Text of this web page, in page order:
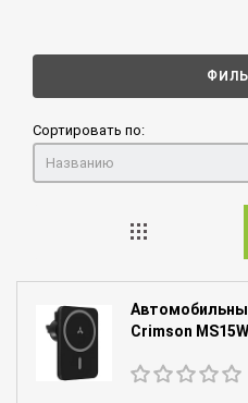
Сортировать по:
Названию
Crimson